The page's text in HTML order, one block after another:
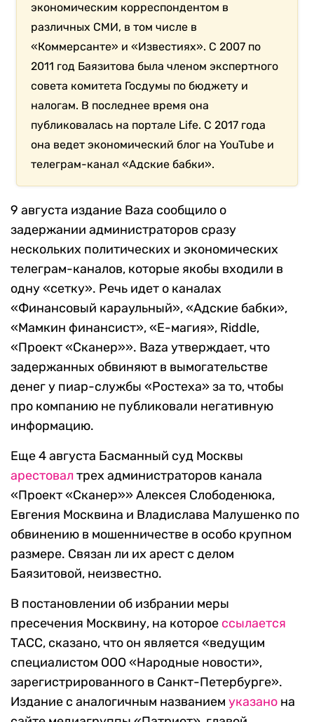
экономическим корреспондентом в
различных СМИ, в том числе в
«Коммерсанте» и «Известиях». С 2007 по
2011 год Баязитова была членом экспертного
совета комитета Госдумы по бюджету и
налогам. В последнее время она
публиковалась на портале Life. С 2017 года
она ведет экономический блог на YouTube и
телеграм-канал «Адские бабки».
9 августа издание Baza сообщило о
задержании администраторов сразу
нескольких политических и экономических
телеграм-каналов, которые якобы входили в
одну «сетку». Речь идет о каналах
«Финансовый караульный», «Адские бабки»,
«Мамкин финансист», «Е-магия», Riddle,
«Проект «Сканер»». Baza утверждает, что
задержанных обвиняют в вымогательстве
денег у пиар-службы «Ростеха» за то, чтобы
про компанию не публиковали негативную
информацию.
Еще 4 августа Басманный суд Москвы
арестовал трех администраторов канала
«Проект «Сканер»» Алексея Слободенюка,
Евгения Москвина и Владислава Малушенко по
обвинению в мошенничестве в особо крупном
размере. Связан ли их арест с делом
Баязитовой, неизвестно.
В постановлении об избрании меры
пресечения Москвину, на которое ссылается
ТАСС, сказано, что он является «ведущим
специалистом ООО «Народные новости»,
зарегистрированного в Санкт-Петербурге».
Издание с аналогичным названием указано на